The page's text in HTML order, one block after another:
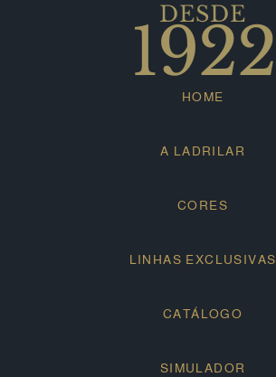
DESDE
1922
HOME
A LADRILAR
CORES
LINHAS EXCLUSIVAS
CATÁLOGO
SIMULADOR